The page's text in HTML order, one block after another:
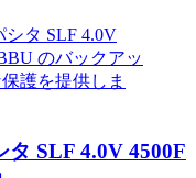
SLF 4.0V 4500F